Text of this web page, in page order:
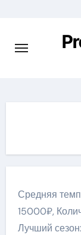
содержимому
Средняя
15000₽,
Лучший